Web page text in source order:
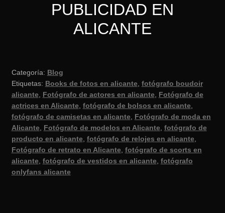
PUBLICIDAD EN
ALICANTE
Categoría: Blog
Etiquetas: Books de fotos en alicante, fotógrafo boudoir
alicante, Fotógrafo de actores en alicante, Fotógrafo de
actrices en Alicante, fotógrafo de bolsos en alicante,
fotógrafo de camisetas en alicante, Fotógrafo de moda en
Alicante, Fotógrafo de modelos en Alicante, fotógrafo de
producto en alicante, fotógrafo de relojes en alicante,
Fotógrafo de retrato en Alicante, fotógrafo de scorts en
alicante, fotógrafo de vestidos en alicante, fotógrafo
onlyfans alicante